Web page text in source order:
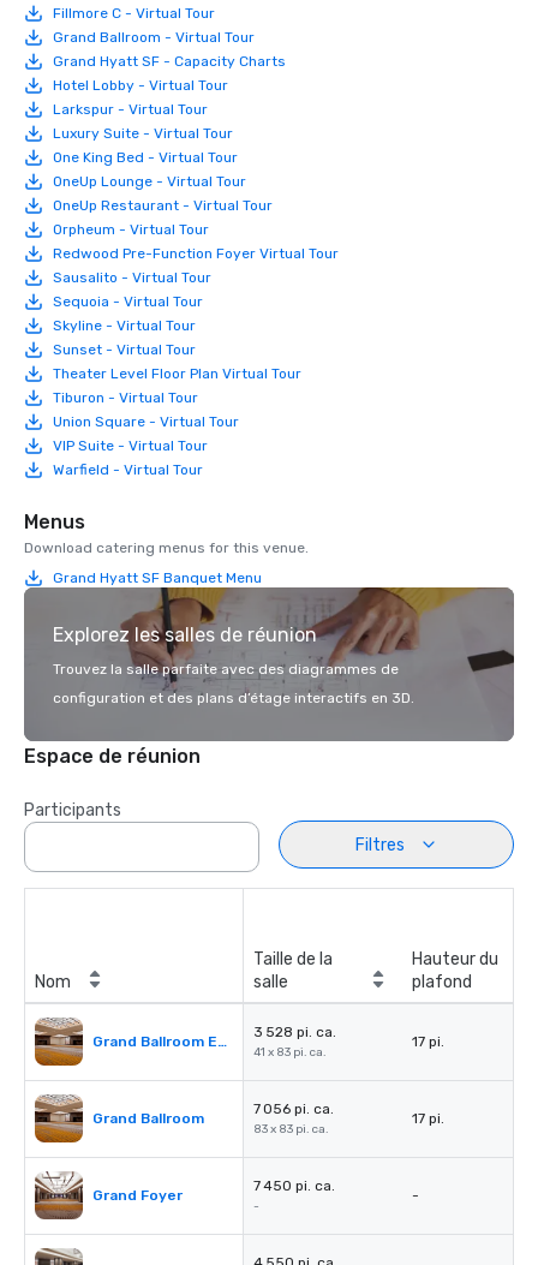
Fillmore C - Virtual Tour
Grand Ballroom - Virtual Tour
Grand Hyatt SF - Capacity Charts
Hotel Lobby - Virtual Tour
Larkspur - Virtual Tour
Luxury Suite - Virtual Tour
One King Bed - Virtual Tour
OneUp Lounge - Virtual Tour
OneUp Restaurant - Virtual Tour
Orpheum - Virtual Tour
Redwood Pre-Function Foyer Virtual Tour
Sausalito - Virtual Tour
Sequoia - Virtual Tour
Skyline - Virtual Tour
Sunset - Virtual Tour
Theater Level Floor Plan Virtual Tour
Tiburon - Virtual Tour
Union Square - Virtual Tour
VIP Suite - Virtual Tour
Warfield - Virtual Tour
Menus
Download catering menus for this venue.
Grand Hyatt SF Banquet Menu
Explorez les salles de réunion
Trouvez la salle parfaite avec des diagrammes de
configuration et des plans d’étage interactifs en 3D.
Espace de réunion
Participants
Filtres
Nom
Taille de la
salle
Hauteur du
plafond
Grand Ballroom East or West
3 528 pi. ca.
41 x 83 pi. ca.
17 pi.
Grand Ballroom
7 056 pi. ca.
83 x 83 pi. ca.
17 pi.
Grand Foyer
7 450 pi. ca.
-
-